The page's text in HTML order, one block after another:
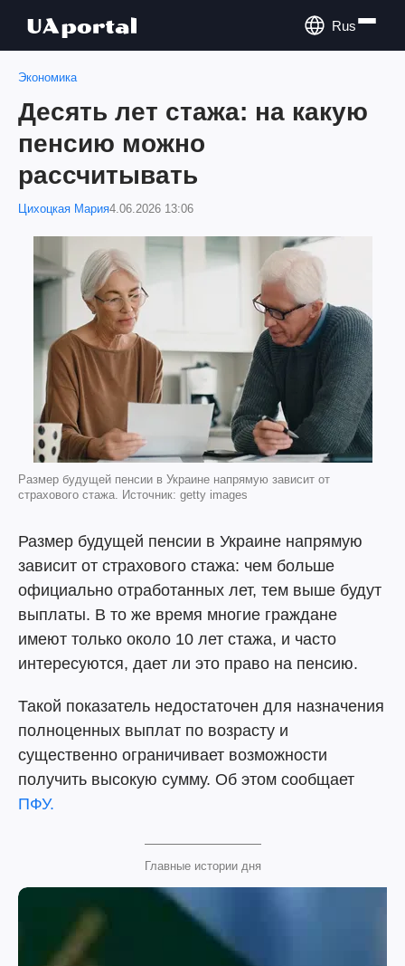
Rus
Экономика
Десять лет стажа: на какую
пенсию можно
рассчитывать
Цихоцкая Мария4.06.2026 13:06
Размер будущей пенсии в Украине напрямую зависит от
страхового стажа. Источник: getty images
Размер будущей пенсии в Украине напрямую
зависит от страхового стажа: чем больше
официально отработанных лет, тем выше будут
выплаты. В то же время многие граждане
имеют только около 10 лет стажа, и часто
интересуются, дает ли это право на пенсию.
Такой показатель недостаточен для назначения
полноценных выплат по возрасту и
существенно ограничивает возможности
получить высокую сумму. Об этом сообщает
ПФУ.
Главные истории дня